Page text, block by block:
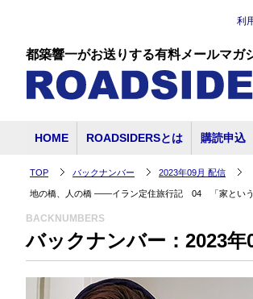
都築響一がお送りする有料メールマ
利
HOME ROADSIDERSとは 購読申込
TOP バックナンバー 2023年09月 配信
地の橋、人の橋 ――イラン定住旅行記 04 「家という
BACKNUMBERS
バックナンバー：2023年